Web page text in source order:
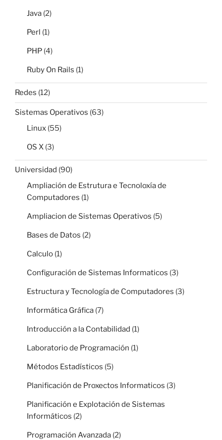
Java (2)
Perl (1)
PHP (4)
Ruby On Rails (1)
Redes (12)
Sistemas Operativos (63)
Linux (55)
OS X (3)
Universidad (90)
Ampliación de Estrutura e Tecnoloxía de
Computadores (1)
Ampliacion de Sistemas Operativos (5)
Bases de Datos (2)
Calculo (1)
Configuración de Sistemas Informaticos (3)
Estructura y Tecnología de Computadores (3)
Informática Gráfica (7)
Introducción a la Contabilidad (1)
Laboratorio de Programación (1)
Métodos Estadísticos (5)
Planificación de Proxectos Informaticos (3)
Planificación e Explotación de Sistemas
Informáticos (2)
Programación Avanzada (2)